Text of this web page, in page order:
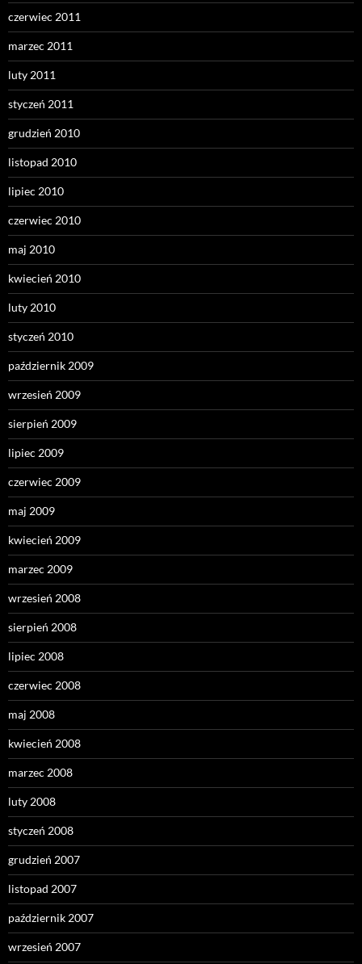
czerwiec 2011
marzec 2011
luty 2011
styczeń 2011
grudzień 2010
listopad 2010
lipiec 2010
czerwiec 2010
maj 2010
kwiecień 2010
luty 2010
styczeń 2010
październik 2009
wrzesień 2009
sierpień 2009
lipiec 2009
czerwiec 2009
maj 2009
kwiecień 2009
marzec 2009
wrzesień 2008
sierpień 2008
lipiec 2008
czerwiec 2008
maj 2008
kwiecień 2008
marzec 2008
luty 2008
styczeń 2008
grudzień 2007
listopad 2007
październik 2007
wrzesień 2007